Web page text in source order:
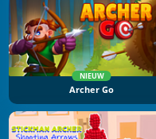
NIEUW
Archer Go